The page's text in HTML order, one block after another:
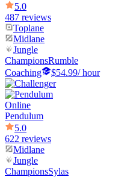
5.0
487 reviews
Toplane
Midlane
Jungle
ChampionsRumble
Coaching
$54.99/ hour
Online
Pendulum
5.0
622 reviews
Midlane
Jungle
ChampionsSylas